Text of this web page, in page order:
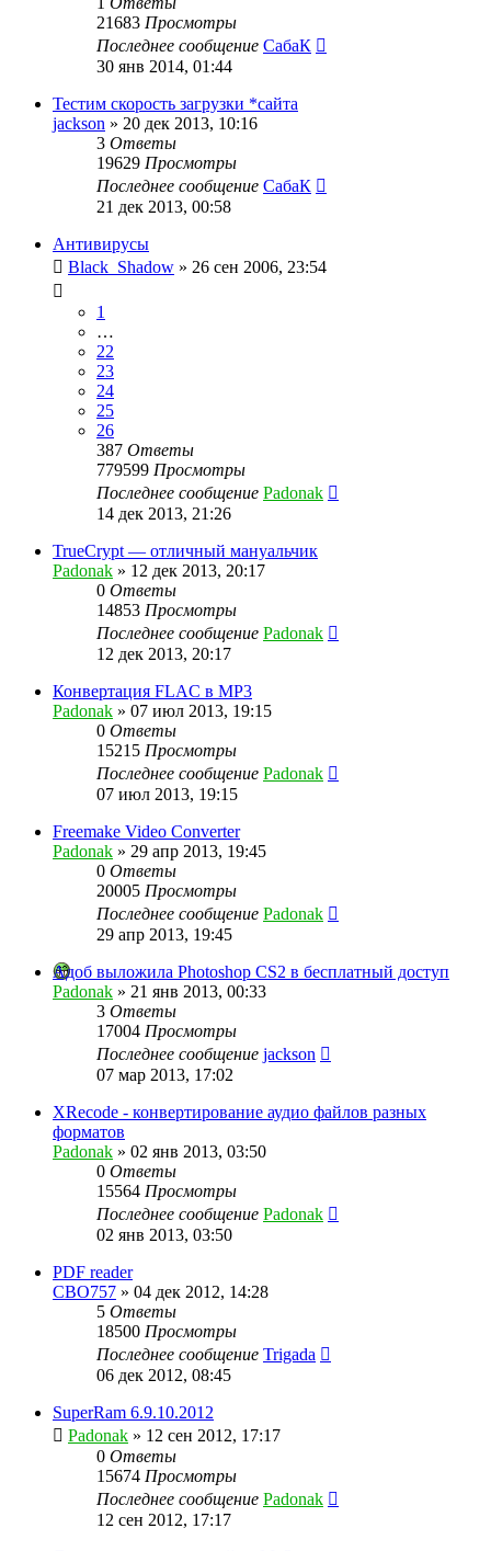
21683 Просмотры
Последнее сообщение СабаК
30 янв 2014, 01:44
Тестим скорость загрузки *сайта
jackson » 20 дек 2013, 10:16
3 Ответы
19629 Просмотры
Последнее сообщение СабаК
21 дек 2013, 00:58
Антивирусы
Black_Shadow » 26 сен 2006, 23:54
1
…
22
23
24
25
26
387 Ответы
779599 Просмотры
Последнее сообщение Padonak
14 дек 2013, 21:26
TrueCrypt — отличный мануальчик
Padonak » 12 дек 2013, 20:17
0 Ответы
14853 Просмотры
Последнее сообщение Padonak
12 дек 2013, 20:17
Конвертация FLAC в MP3
Padonak » 07 июл 2013, 19:15
0 Ответы
15215 Просмотры
Последнее сообщение Padonak
07 июл 2013, 19:15
Freemake Video Converter
Padonak » 29 апр 2013, 19:45
0 Ответы
20005 Просмотры
Последнее сообщение Padonak
29 апр 2013, 19:45
Адоб выложила Photoshop CS2 в бесплатный доступ
Padonak » 21 янв 2013, 00:33
3 Ответы
17004 Просмотры
Последнее сообщение jackson
07 мар 2013, 17:02
XRecode - конвертирование аудио файлов разных
форматов
Padonak » 02 янв 2013, 03:50
0 Ответы
15564 Просмотры
Последнее сообщение Padonak
02 янв 2013, 03:50
PDF reader
CBO757 » 04 дек 2012, 14:28
5 Ответы
18500 Просмотры
Последнее сообщение Trigada
06 дек 2012, 08:45
SuperRam 6.9.10.2012
Padonak » 12 сен 2012, 17:17
0 Ответы
15674 Просмотры
Последнее сообщение Padonak
12 сен 2012, 17:17